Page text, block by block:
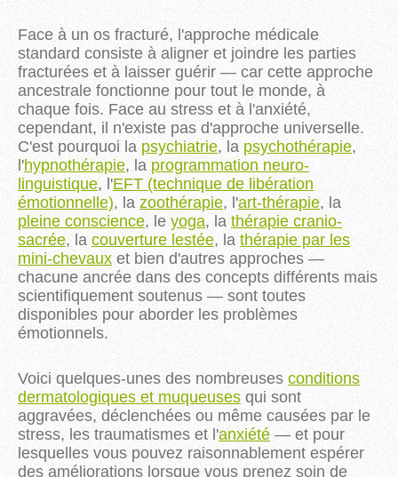
Face à un os fracturé, l'approche médicale
standard consiste à aligner et joindre les parties
fracturées et à laisser guérir — car cette approche
ancestrale fonctionne pour tout le monde, à
chaque fois. Face au stress et à l'anxiété,
cependant, il n'existe pas d'approche universelle.
C'est pourquoi la psychiatrie, la psychothérapie,
l'hypnothérapie, la programmation neuro-
linguistique, l'EFT (technique de libération
émotionnelle), la zoothérapie, l'art-thérapie, la
pleine conscience, le yoga, la thérapie cranio-
sacrée, la couverture lestée, la thérapie par les
mini-chevaux et bien d'autres approches —
chacune ancrée dans des concepts différents mais
scientifiquement soutenus — sont toutes
disponibles pour aborder les problèmes
émotionnels.
Voici quelques-unes des nombreuses conditions
dermatologiques et muqueuses qui sont
aggravées, déclenchées ou même causées par le
stress, les traumatismes et l'anxiété — et pour
lesquelles vous pouvez raisonnablement espérer
des améliorations lorsque vous prenez soin de